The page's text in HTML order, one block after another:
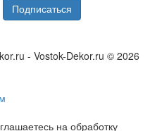
Подписаться
- Vostok-Dekor.ru © 2026
на обработку